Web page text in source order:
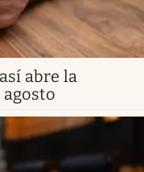
abre la
agosto